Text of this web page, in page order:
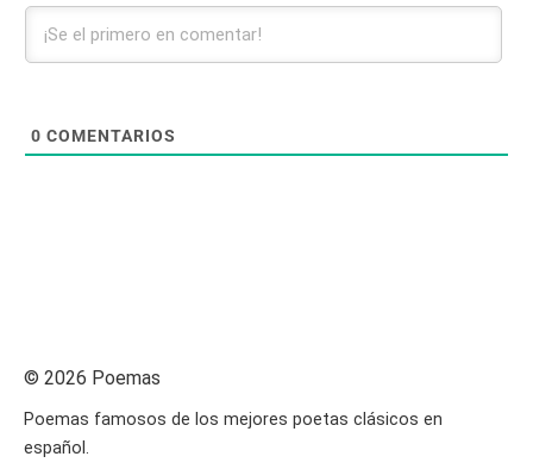
0 COMENTARIOS
© 2026 Poemas
Poemas famosos de los mejores poetas clásicos en
español.